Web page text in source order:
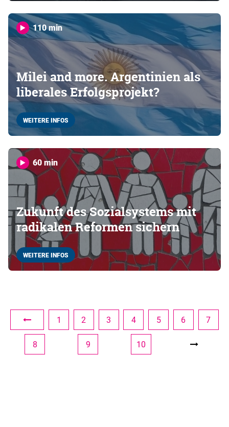
110 min
Milei and more. Argentinien als
liberales Erfolgsprojekt?
WEITERE INFOS
60 min
Zukunft des Sozialsystems mit
radikalen Reformen sichern
WEITERE INFOS
1 2 3 4 5 6 7
8 9 10